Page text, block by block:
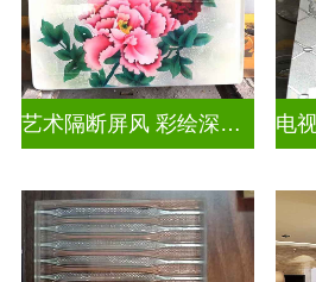
艺术隔断屏风 彩绘深雕浮雕玻璃